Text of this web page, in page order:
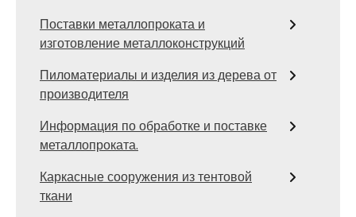
Поставки металлопроката и
изготовление металлоконструкций
Пиломатериалы и изделия из дерева от
производителя
Информация по обработке и поставке
металлопроката.
Каркасные сооружения из тентовой
ткани